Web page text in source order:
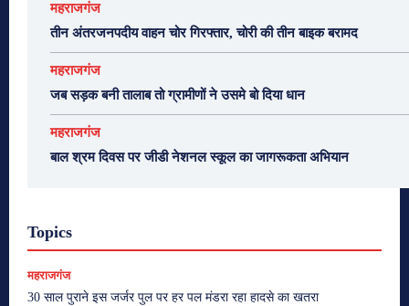
महराजगंज
तीन अंतरजनपदीय वाहन चोर गिरफ्तार, चोरी की तीन बाइक बरामद
महराजगंज
जब सड़क बनी तालाब तो ग्रामीणों ने उसमे बो दिया धान
महराजगंज
बाल श्रम दिवस पर जीडी नेशनल स्कूल का जागरूकता अभियान
Topics
महराजगंज
30 साल पुराने इस जर्जर पुल पर हर पल मंडरा रहा हादसे का खतरा